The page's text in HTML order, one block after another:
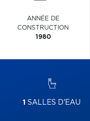
ANNÉE DE
CONSTRUCTION
1980
1 SALLES D'EAU